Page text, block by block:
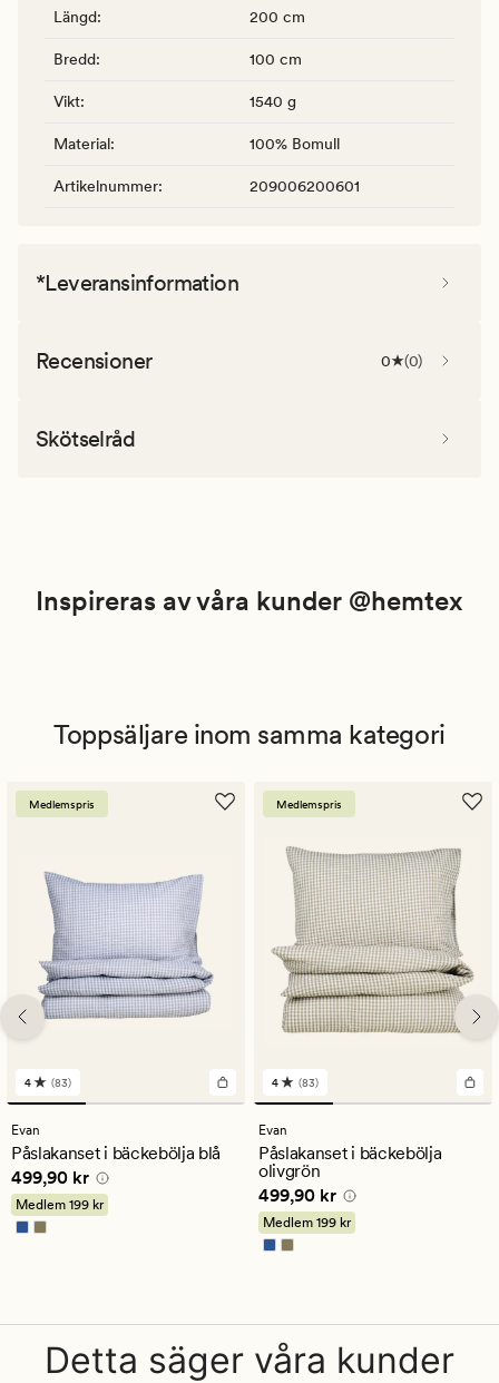
Längd: 200 cm
Bredd: 100 cm
Vikt: 1540 g
Material: 100% Bomull
Artikelnummer: 209006200601
*Leveransinformation
Recensioner 0 (0)
Skötselråd
Inspireras av våra kunder @hemtex
Toppsäljare inom samma kategori
Medlemspris
83
omdömen
med
ett
genomsnittligt
betyg
på
4
4 (83)
Evan
Påslakanset i bäckebölja blå
Pris 499,90 kr
499,90 kr
Medlem 199 kr
Medlemspris
83
omdömen
med
ett
genomsnittligt
betyg
på
4
4 (83)
Evan
Påslakanset i bäckebölja
olivgrön
Pris 499,90 kr
499,90 kr
Medlem 199 kr
Detta säger våra kunder